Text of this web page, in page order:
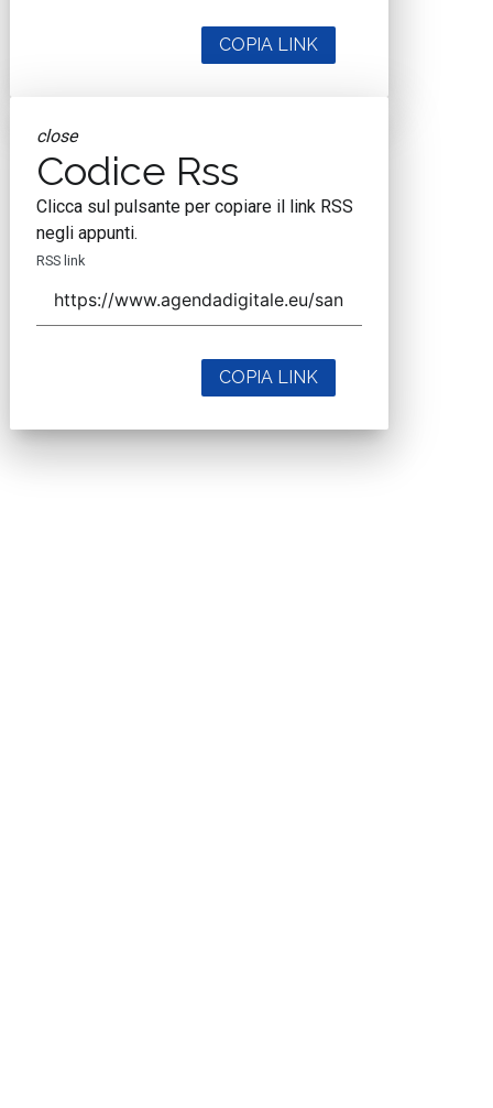
COPIA LINK
close
Codice Rss
Clicca sul pulsante per copiare il link RSS
negli appunti.
RSS link
COPIA LINK